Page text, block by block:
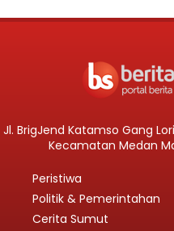
Jl. BrigJend Katamso Gang
Kecamatan Medan
Peristiwa
Politik & Pemerintahan
Cerita Sumut